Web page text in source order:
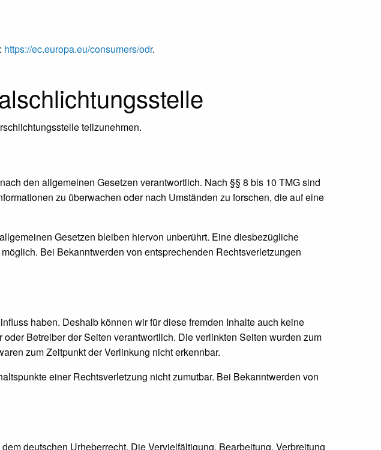
https://ec.europa.eu/consumers/odr.
teilzunehmen.
den allgemeinen Gesetzen verantwortlich. Nach §§ 8 bis 10 TMG sind
zu überwachen oder nach Umständen zu forschen, die auf eine
Gesetzen bleiben hiervon unberührt. Eine diesbezügliche
Bei Bekanntwerden von entsprechenden Rechtsverletzungen
haben. Deshalb können wir für diese fremden Inhalte auch keine
Betreiber der Seiten verantwortlich. Die verlinkten Seiten wurden zum
zum Zeitpunkt der Verlinkung nicht erkennbar.
einer Rechtsverletzung nicht zumutbar. Bei Bekanntwerden von
deutschen Urheberrecht. Die Vervielfältigung, Bearbeitung, Verbreitung